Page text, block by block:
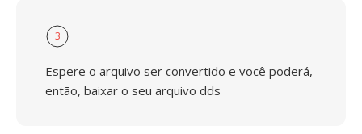
3
Espere o arquivo ser convertido e você poderá,
então, baixar o seu arquivo dds